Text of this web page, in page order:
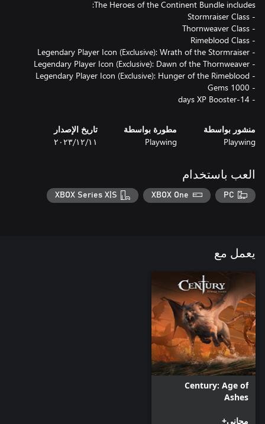
- 14-days XP Booster
منشور بواسطة
Playwing
مطورة بواسطة
Playwing
تاريخ الإصدار
١١‏/١٢‏/٢٠٢٣
العب باستخدام
PC
XBOX One
XBOX Series X|S
يعمل مع
Century: Age of
Ashes
مجاني+